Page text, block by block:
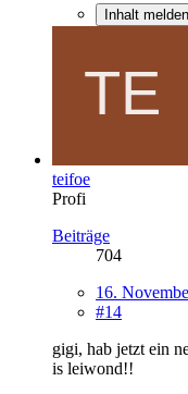
Inhalt melden
teifoe
Profi
Beiträge
704
16.
#14
gigi, hab jetzt ein
is leiwond!!